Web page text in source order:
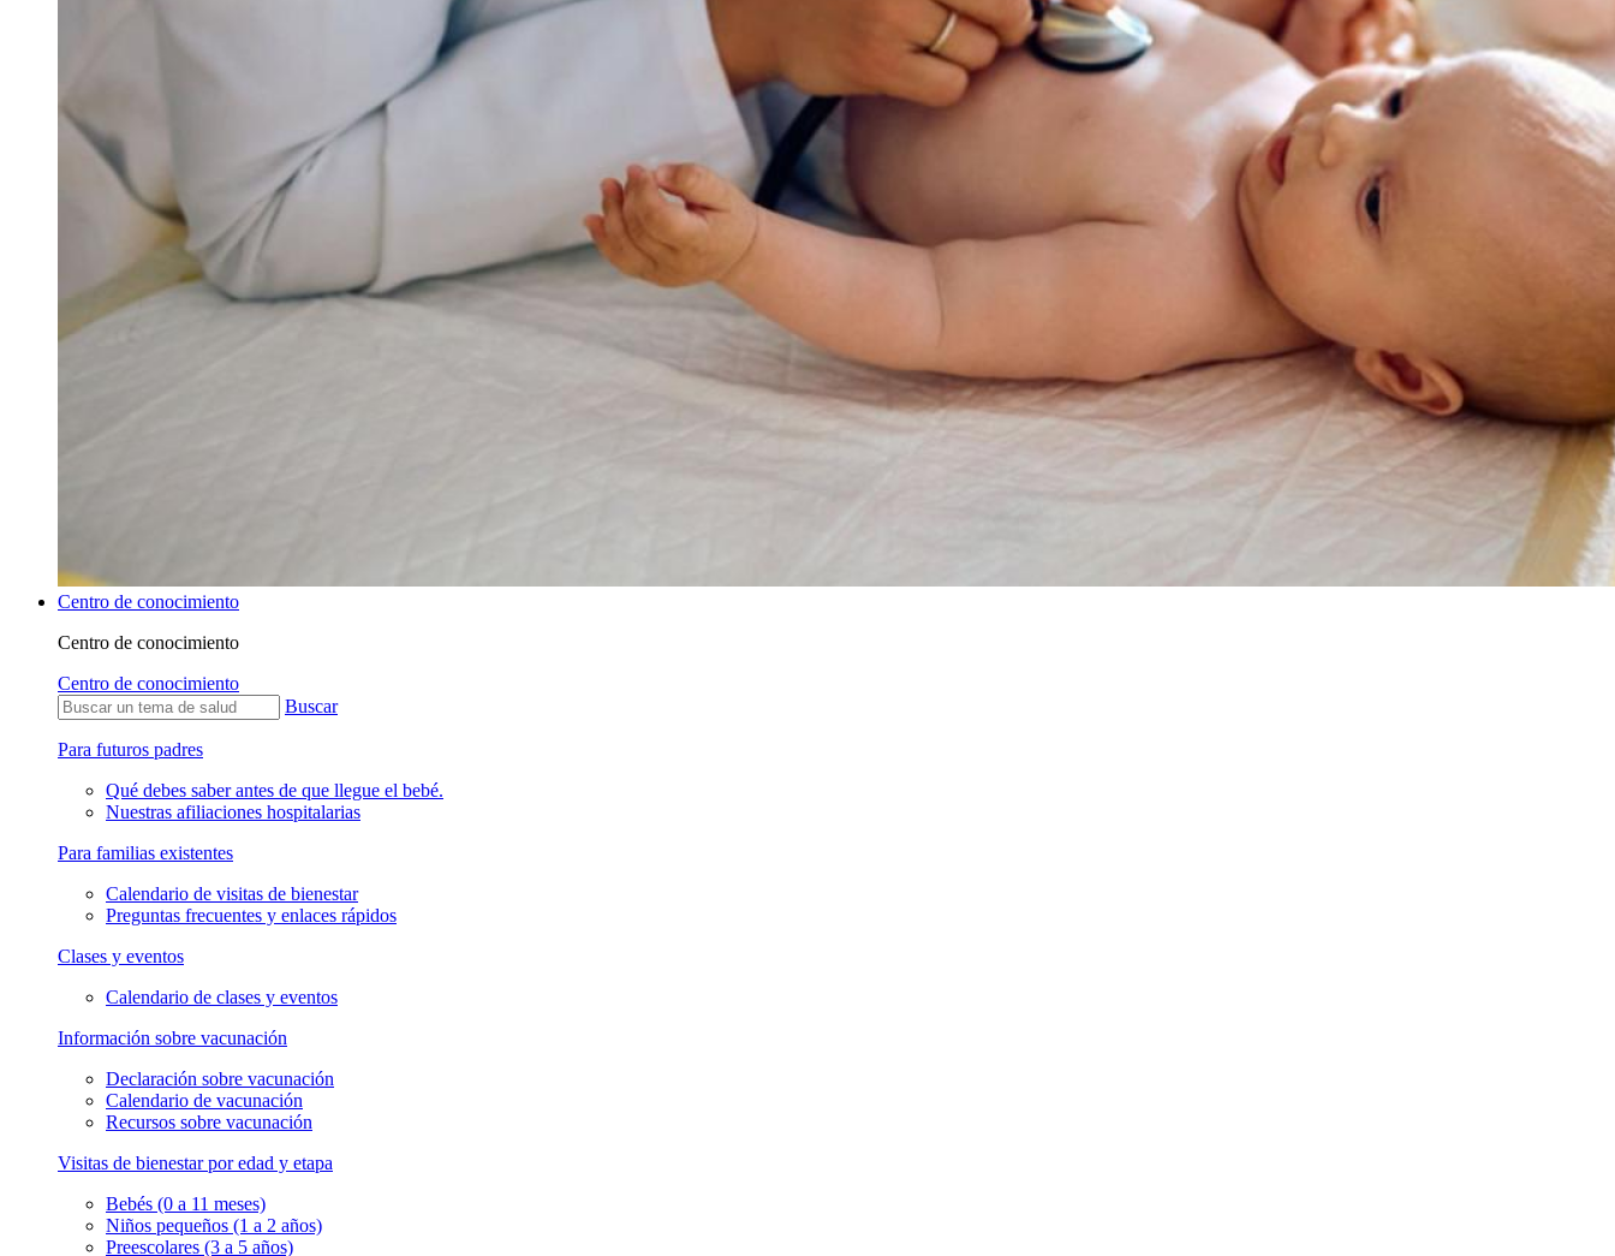
Centro de conocimiento
Centro de conocimiento
Centro de conocimiento
Buscar
Para futuros padres
Qué debes saber antes de que llegue el bebé.
Nuestras afiliaciones hospitalarias
Para familias existentes
Calendario de visitas de bienestar
Preguntas frecuentes y enlaces rápidos
Clases y eventos
Calendario de clases y eventos
Información sobre vacunación
Declaración sobre vacunación
Calendario de vacunación
Recursos sobre vacunación
Visitas de bienestar por edad y etapa
Bebés (0 a 11 meses)
Niños pequeños (1 a 2 años)
Preescolares (3 a 5 años)